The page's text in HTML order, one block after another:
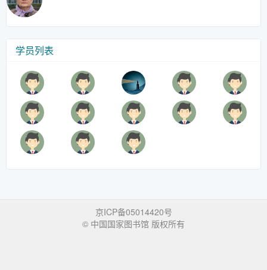
学员列表
京ICP备05014420号
© 中国国家图书馆 版权所有